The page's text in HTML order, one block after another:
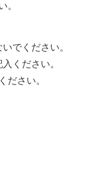
。
でください。
ください。
ださい。